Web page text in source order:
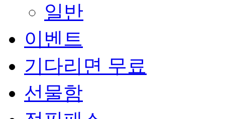
일반
이벤트
기다리면 무료
선물함